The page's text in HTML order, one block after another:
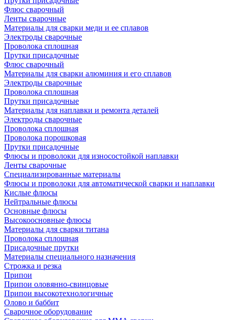
Флюс сварочный
Ленты сварочные
Материалы для сварки меди и ее сплавов
Электроды сварочные
Проволока сплошная
Прутки присадочные
Флюс сварочный
Материалы для сварки алюминия и его сплавов
Электроды сварочные
Проволока сплошная
Прутки присадочные
Материалы для наплавки и ремонта деталей
Электроды сварочные
Проволока сплошная
Проволока порошковая
Прутки присадочные
Флюсы и проволоки для износостойкой наплавки
Ленты сварочные
Специализированные материалы
Флюсы и проволоки для автоматической сварки и наплавки
Кислые флюсы
Нейтральные флюсы
Основные флюсы
Высокоосновные флюсы
Материалы для сварки титана
Проволока сплошная
Присадочные прутки
Материалы специального назначения
Строжка и резка
Припои
Припои оловянно-свинцовые
Припои высокотехнологичные
Олово и баббит
Сварочное оборудование